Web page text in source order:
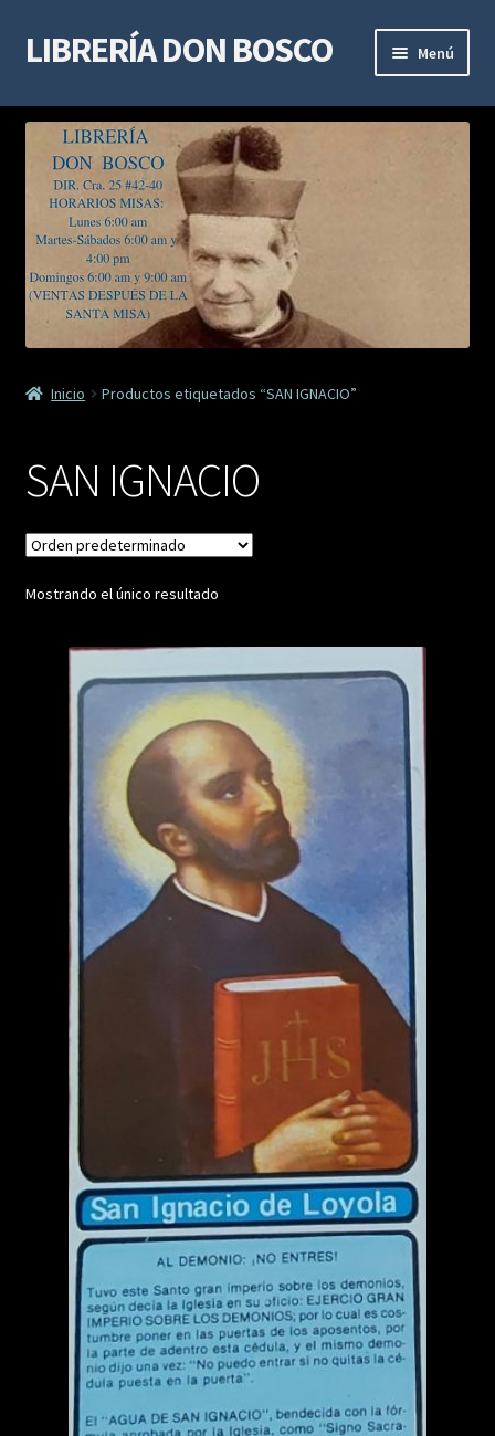
Ir
a
navegación
Ir
al
LIBRERÍA DON BOSCO Menú
LIBROS DE ESPIRITUALIDAD
LIBROS DE ESTUDIO Y DOCTRINA
LIBROS MARIANOS
LIBROS DE DEVOCIÓN
SACRAMENTALES
VIDAS DE SANTOS
Inicio Productos etiquetados “SAN IGNACIO”
SAN IGNACIO
Mostrando el único resultado